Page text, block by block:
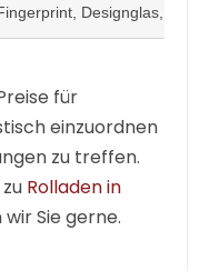
Designglas,
für
einzuordnen
zu treffen.
Rolladen in
Sie gerne.